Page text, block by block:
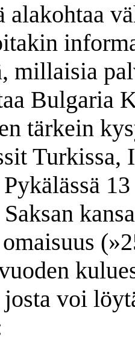
millaisia
Bulgaria
tärkein
Turkissa,
voi